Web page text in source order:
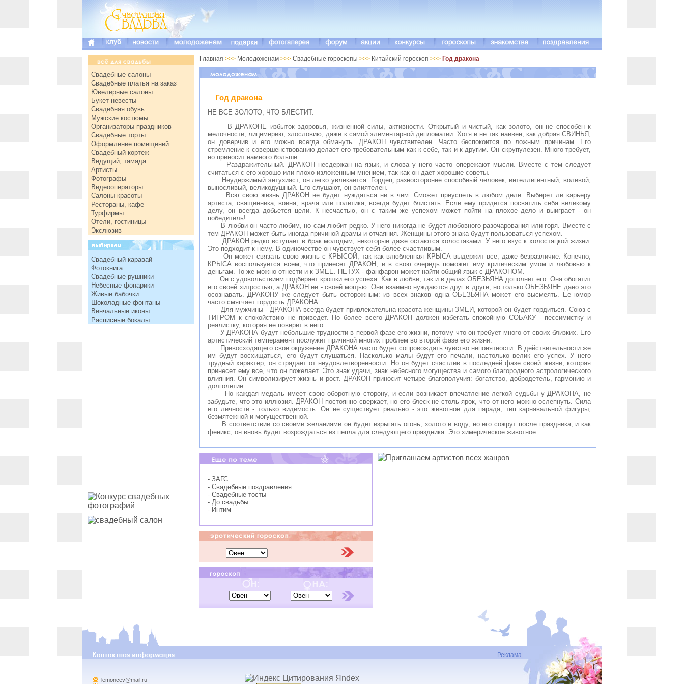
Свадебные салоны
Свадебные платья на заказ
Ювелирные салоны
Букет невесты
Свадебная обувь
Мужские костюмы
Организаторы праздников
Свадебные торты
Оформление помещений
Свадебный кортеж
Ведущий, тамада
Артисты
Фотографы
Видеооператоры
Салоны красоты
Рестораны, кафе
Турфирмы
Отели, гостиницы
Экслюзив
Свадебный каравай
Фотокнига
Свадебные рушники
Небесные фонарики
Живые бабочки
Шоколадные фонтаны
Венчальные иконы
Расписные бокалы
Главная >>> Молодоженам >>> Свадебные гороскопы >>> Китайский гороскоп >>> Год дракона
Год дракона
НЕ ВСЕ ЗОЛОТО, ЧТО БЛЕСТИТ.
В ДРАКОНЕ избыток здоровья, жизненной силы, активности. Открытый и чистый, как золото, он не способен к
мелочности, лицемерию, злословию, даже к самой элементарной дипломатии. Хотя и не так наивен, как добрая СВИНЬЯ,
он доверчив и его можно всегда обмануть. ДРАКОН чувствителен. Часто беспокоится по ложным причинам. Его
стремление к совершенствованию делает его требовательным как к себе, так и к другим. Он скрупулезен. Много требует,
но приносит намного больше.
Раздражительный. ДРАКОН несдержан на язык, и слова у него часто опережают мысли. Вместе с тем следует
считаться с его хорошо или плохо изложенным мнением, так как он дает хорошие советы.
Неудержимый энтузиаст, он легко увлекается. Гордец, разносторонне способный человек, интеллигентный, волевой,
выносливый, великодушный. Его слушают, он влиятелен.
Всю свою жизнь ДРАКОН не будет нуждаться ни в чем. Сможет преуспеть в любом деле. Выберет ли карьеру
артиста, священника, воина, врача или политика, всегда будет блистать. Если ему придется посвятить себя великому
делу, он всегда добьется цели. К несчастью, он с таким же успехом может пойти на плохое дело и выиграет - он
победитель!
В любви он часто любим, но сам любит редко. У него никогда не будет любовного разочарования или горя. Вместе с
тем ДРАКОН может быть иногда причиной драмы и отчаяния. Женщины этого знака будут пользоваться успехом.
ДРАКОН редко вступает в брак молодым, некоторые даже остаются холостяками. У него вкус к холостяцкой жизни.
Это подходит к нему. В одиночестве он чувствует себя более счастливым.
Он может связать свою жизнь с КРЫСОЙ, так как влюбленная КРЫСА выдержит все, даже безразличие. Конечно,
КРЫСА воспользуется всем, что принесет ДРАКОН, и в свою очередь поможет ему критическим умом и любовью к
деньгам. То же можно отнести и к ЗМЕЕ. ПЕТУХ - фанфарон может найти общий язык с ДРАКОНОМ.
Он с удовольствием подбирает крошки его успеха. Как в любви, так и в делах ОБЕЗЬЯНА дополнит его. Она обогатит
его своей хитростью, а ДРАКОН ее - своей мощью. Они взаимно нуждаются друг в друге, но только ОБЕЗЬЯНЕ дано это
осознавать. ДРАКОНУ же следует быть осторожным: из всех знаков одна ОБЕЗЬЯНА может его высмеять. Ее юмор
часто смягчает гордость ДРАКОНА.
Для мужчины - ДРАКОНА всегда будет привлекательна красота женщины-ЗМЕИ, которой он будет гордиться. Союз с
ТИГРОМ к спокойствию не приведет. Но более всего ДРАКОН должен избегать спокойную СОБАКУ - пессимистку и
реалистку, которая не поверит в него.
У ДРАКОНА будут небольшие трудности в первой фазе его жизни, потому что он требует много от своих близких. Его
артистический темперамент послужит причиной многих проблем во второй фазе его жизни.
Превосходящего свое окружение ДРАКОНА часто будет сопровождать чувство непонятности. В действительности же
им будут восхищаться, его будут слушаться. Насколько малы будут его печали, настолько велик его успех. У него
трудный характер, он страдает от неудовлетворенности. Но он будет счастлив в последней фазе своей жизни, которая
принесет ему все, что он пожелает. Это знак удачи, знак небесного могущества и самого благородного астрологического
влияния. Он символизирует жизнь и рост. ДРАКОН приносит четыре благополучия: богатство, добродетель, гармонию и
долголетие.
Но каждая медаль имеет свою оборотную сторону, и если возникает впечатление легкой судьбы у ДРАКОНА, не
забудьте, что это иллюзия. ДРАКОН постоянно сверкает, но его блеск не столь ярок, что от него можно ослепнуть. Сила
его личности - только видимость. Он не существует реально - это животное для парада, тип карнавальной фигуры,
безмятежной и могущественной.
В соответствии со своими желаниями он будет изрыгать огонь, золото и воду, но его сожрут после праздника, и как
феникс, он вновь будет возрождаться из пепла для следующего праздника. Это химерическое животное.
- ЗАГС
- Свадебные поздравления
- Свадебные тосты
- До свадьбы
- Интим
Реклама
lemoncev@mail.ru